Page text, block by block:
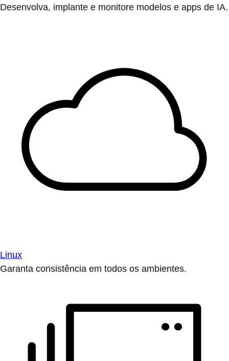
Desenvolva, implante e monitore modelos e apps de IA.
Linux
Garanta consistência em todos os ambientes.